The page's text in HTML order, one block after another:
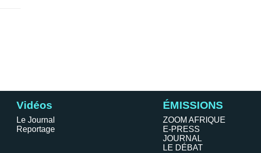
Vidéos
Le Journal
Reportage
ÉMISSIONS
ZOOM AFRIQUE
E-PRESS
JOURNAL
LE DÉBAT